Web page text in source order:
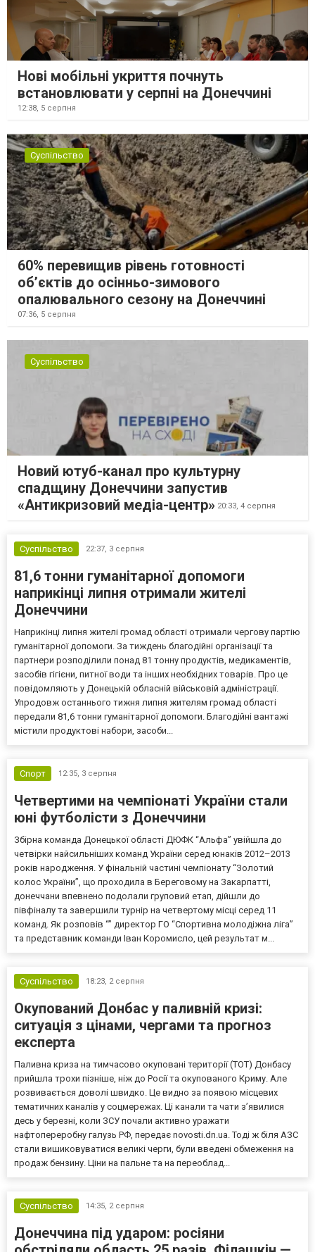
Нові мобільні укриття почнуть
встановлювати у серпні на Донеччині
12:38, 5 серпня
Суспільство
60% перевищив рівень готовності
об’єктів до осінньо-зимового
опалювального сезону на Донеччині
07:36, 5 серпня
Суспільство
Новий ютуб-канал про культурну
спадщину Донеччини запустив
«Антикризовий медіа-центр» 20:33, 4 серпня
Суспільство 22:37, 3 серпня
81,6 тонни гуманітарної допомоги
наприкінці липня отримали жителі
Донеччини
Наприкінці липня жителі громад області отримали чергову партію
гуманітарної допомоги. За тиждень благодійні організації та
партнери розподілили понад 81 тонну продуктів, медикаментів,
засобів гігієни, питної води та інших необхідних товарів. Про це
повідомляють у Донецькій обласній військовій адміністрації.
Упродовж останнього тижня липня жителям громад області
передали 81,6 тонни гуманітарної допомоги. Благодійні вантажі
містили продуктові набори, засоби...
Спорт 12:35, 3 серпня
Четвертими на чемпіонаті України стали
юні футболісти з Донеччини
Збірна команда Донецької області ДЮФК “Альфа” увійшла до
четвірки найсильніших команд України серед юнаків 2012–2013
років народження. У фінальній частині чемпіонату “Золотий
колос України”, що проходила в Береговому на Закарпатті,
донеччани впевнено подолали груповий етап, дійшли до
півфіналу та завершили турнір на четвертому місці серед 11
команд. Як розповів “” директор ГО “Спортивна молодіжна ліга”
та представник команди Іван Коромисло, цей результат м...
Суспільство 18:23, 2 серпня
Окупований Донбас у паливній кризі:
ситуація з цінами, чергами та прогноз
експерта
Паливна криза на тимчасово окуповані території (ТОТ) Донбасу
прийшла трохи пізніше, ніж до Росії та окупованого Криму. Але
розвивається доволі швидко. Це видно за появою місцевих
тематичних каналів у соцмережах. Ці канали та чати з’явилися
десь у березні, коли ЗСУ почали активно уражати
нафтопереробну галузь РФ, передає novosti.dn.ua. Тоді ж біля АЗС
стали вишиковуватися великі черги, були введені обмеження на
продаж бензину. Ціни на пальне та на переоблад...
Суспільство 14:35, 2 серпня
Донеччина під ударом: росіяни